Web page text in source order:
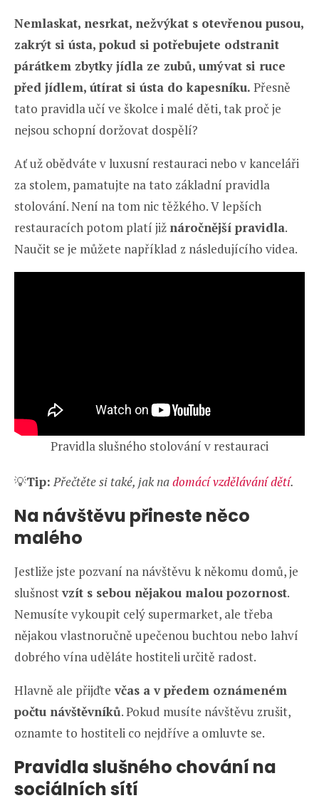
Nemlaskat, nesrkat, nežvýkat s otevřenou pusou,
zakrýt si ústa, pokud si potřebujete odstranit
párátkem zbytky jídla ze zubů, umývat si ruce
před jídlem, útírat si ústa do kapesníku. Přesně
tato pravidla učí ve školce i malé děti, tak proč je
nejsou schopní doržovat dospělí?
Ať už obědváte v luxusní restauraci nebo v kanceláři
za stolem, pamatujte na tato základní pravidla
stolování. Není na tom nic těžkého. V lepších
restauracích potom platí již náročnější pravidla.
Naučit se je můžete například z následujícího videa.
Pravidla slušného stolování v restauraci
💡Tip: Přečtěte si také, jak nadomácí vzdělávání dětí.
Na návštěvu přineste něco
malého
Jestliže jste pozvaní na návštěvu k někomu domů, je
slušnostvzít s sebou nějakou malou pozornost.
Nemusíte vykoupit celý supermarket, ale třeba
nějakou vlastnoručně upečenou buchtou nebo lahví
dobrého vína uděláte hostiteli určitě radost.
Hlavně ale přijďte včas a v předem oznámeném
počtu návštěvníků. Pokud musíte návštěvu zrušit,
oznamte to hostiteli co nejdříve a omluvte se.
Pravidla slušného chování na
sociálních sítí